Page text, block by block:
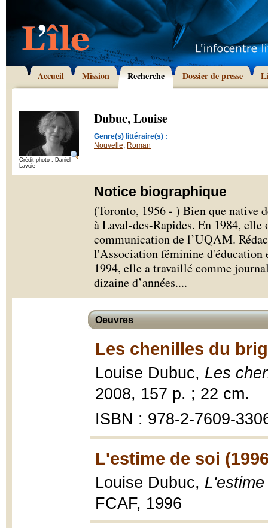
Accueil Mission Recherche Dossier de presse
Crédit photo : Daniel
Lavoie
Dubuc, Louise
Genre(s) littéraire(s) :
Nouvelle, Roman
Notice biographique
(Toronto, 1956 - ) Bien que native
à Laval-des-Rapides. En 1984, elle
communication de l’UQAM.
l'Association féminine
1994, elle a travaillé comme
dizaine d’années....
Oeuvres
Les chenilles du
Louise Dubuc, Les
2008, 157 p. ; 22 cm.
ISBN : 978-2-7609-
L'estime de soi
Louise Dubuc,
FCAF, 1996